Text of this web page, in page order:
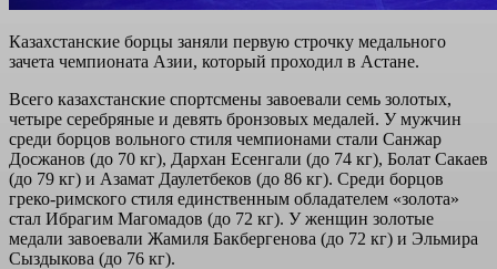
Казахстанские борцы заняли первую строчку медального
зачета чемпионата Азии, который проходил в Астане.
Всего казахстанские спортсмены завоевали семь золотых,
четыре серебряные и девять бронзовых медалей. У мужчин
среди борцов вольного стиля чемпионами стали Санжар
Досжанов (до 70 кг), Дархан Есенгали (до 74 кг), Болат Сакаев
(до 79 кг) и Азамат Даулетбеков (до 86 кг). Среди борцов
греко-римского стиля единственным обладателем «золота»
стал Ибрагим Магомадов (до 72 кг). У женщин золотые
медали завоевали Жамиля Бакбергенова (до 72 кг) и Эльмира
Сыздыкова (до 76 кг).